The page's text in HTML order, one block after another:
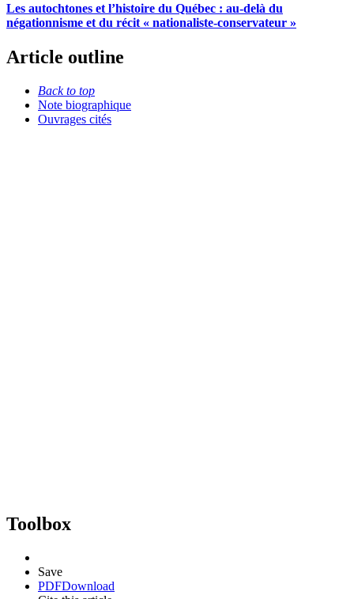
Les autochtones et l’histoire du Québec : au-delà du
négationnisme et du récit « nationaliste-conservateur »
Article outline
Back to top
Note biographique
Ouvrages cités
Toolbox
Save
PDFDownload